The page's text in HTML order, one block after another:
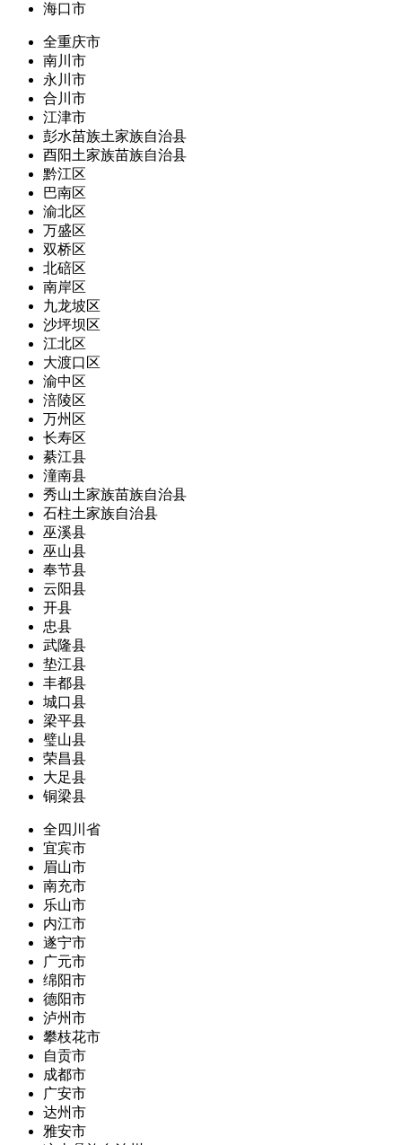
海口市
全重庆市
南川市
永川市
合川市
江津市
彭水苗族土家族自治县
酉阳土家族苗族自治县
黔江区
巴南区
渝北区
万盛区
双桥区
北碚区
南岸区
九龙坡区
沙坪坝区
江北区
大渡口区
渝中区
涪陵区
万州区
长寿区
綦江县
潼南县
秀山土家族苗族自治县
石柱土家族自治县
巫溪县
巫山县
奉节县
云阳县
开县
忠县
武隆县
垫江县
丰都县
城口县
梁平县
璧山县
荣昌县
大足县
铜梁县
全四川省
宜宾市
眉山市
南充市
乐山市
内江市
遂宁市
广元市
绵阳市
德阳市
泸州市
攀枝花市
自贡市
成都市
广安市
达州市
雅安市